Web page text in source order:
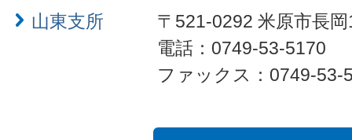
山東支所
〒521-0292 米原市長
電話：0749-53-5170
ファックス：0749-53-